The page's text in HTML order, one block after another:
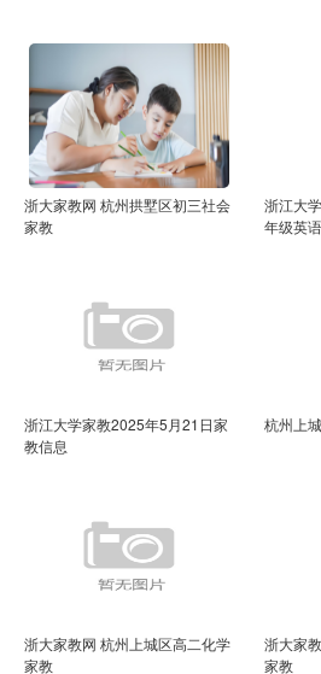
浙大家教网 杭州拱墅区初三社会
家教
浙江大
年级英
浙江大学家教2025年5月21日家
教信息
杭州上
浙大家教网 杭州上城区高二化学
家教
浙大家
家教